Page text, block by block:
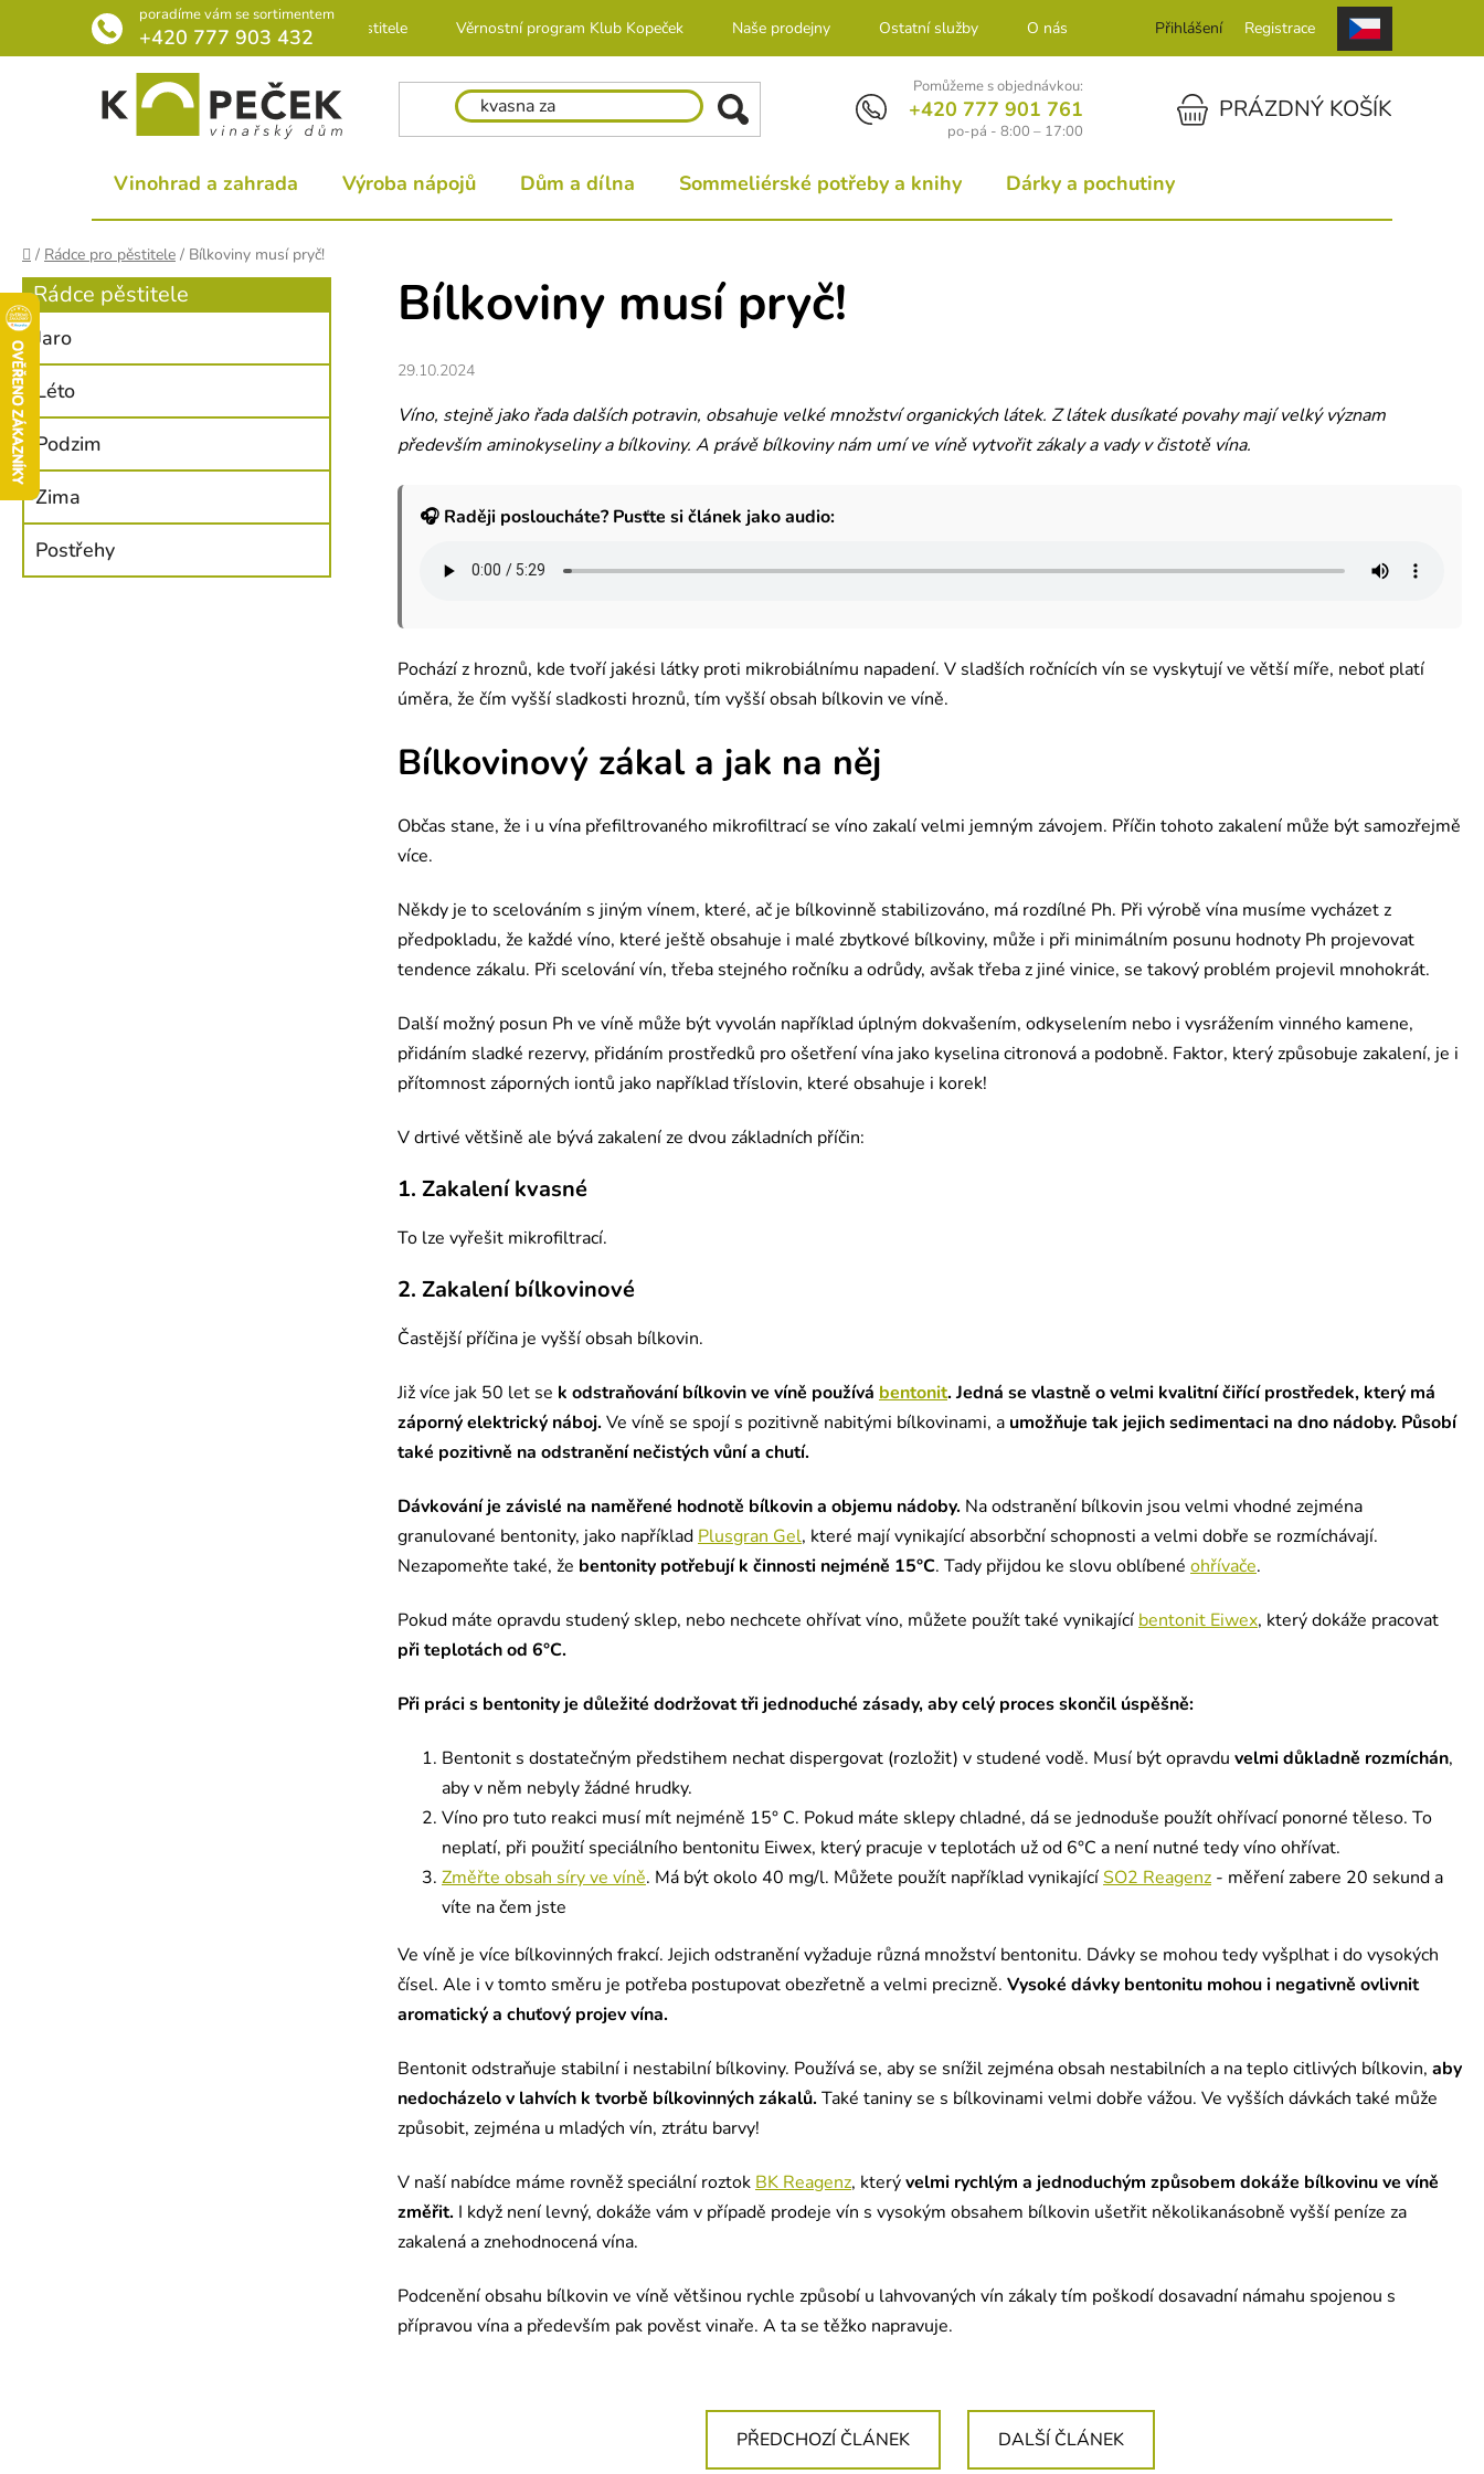
obsah
poradíme vám se sortimentem
+420 777 903 432Rádce pro pěstitele Věrnostní program Klub Kopeček Naše prodejny Ostatní služby O nás KontaktPřihlášení Registrace
Pomůžeme s objednávkou:
+420 777 901 761
po-pá - 8:00 – 17:00
NÁKUPNÍ KOŠÍKPRÁZDNÝ KOŠÍK
Vinohrad a zahrada Výroba nápojů Dům a dílna Sommeliérské potřeby a knihy Dárky a pochutiny
Domů
/ Rádce pro pěstitele / Bílkoviny musí pryč!
P
o
s
r
a
Jaro
Léto
Podzim
Zima
Postřehy
Rádce pěstitele Bílkoviny musí pryč!
29.10.2024
Víno, stejně jako řada dalších potravin, obsahuje velké množství organických látek. Z látek dusíkaté povahy mají velký význam
především aminokyseliny a bílkoviny. A právě bílkoviny nám umí ve víně vytvořit zákaly a vady v čistotě vína.
🎧 Raději posloucháte? Pusťte si článek jako audio:
Pochází z hroznů, kde tvoří jakési látky proti mikrobiálnímu napadení. V sladších ročnících vín se vyskytují ve větší míře, neboť platí
úměra, že čím vyšší sladkosti hroznů, tím vyšší obsah bílkovin ve víně.
Bílkovinový zákal a jak na něj
Občas stane, že i u vína přefiltrovaného mikrofiltrací se víno zakalí velmi jemným závojem. Příčin tohoto zakalení může být samozřejmě
více.
Někdy je to scelováním s jiným vínem, které, ač je bílkovinně stabilizováno, má rozdílné Ph. Při výrobě vína musíme vycházet z
předpokladu, že každé víno, které ještě obsahuje i malé zbytkové bílkoviny, může i při minimálním posunu hodnoty Ph projevovat
tendence zákalu. Při scelování vín, třeba stejného ročníku a odrůdy, avšak třeba z jiné vinice, se takový problém projevil mnohokrát.
Další možný posun Ph ve víně může být vyvolán například úplným dokvašením, odkyselením nebo i vysrážením vinného kamene,
přidáním sladké rezervy, přidáním prostředků pro ošetření vína jako kyselina citronová a podobně. Faktor, který způsobuje zakalení, je i
přítomnost záporných iontů jako například tříslovin, které obsahuje i korek!
V drtivé většině ale bývá zakalení ze dvou základních příčin:
1. Zakalení kvasné
To lze vyřešit mikrofiltrací.
2. Zakalení bílkovinové
Častější příčina je vyšší obsah bílkovin.
Již více jak 50 let se k odstraňování bílkovin ve víně používá bentonit.Jedná se vlastně o velmi kvalitní čiřící prostředek, který má
záporný elektrický náboj.Ve víně se spojí s pozitivně nabitými bílkovinami, a umožňuje tak jejich sedimentaci na dno nádoby. Působí
také pozitivně na odstranění nečistých vůní a chutí.
Dávkování je závislé na naměřené hodnotě bílkovin a objemu nádoby. Na odstranění bílkovin jsou velmi vhodné zejména
granulované bentonity, jako například Plusgran Gel, které mají vynikající absorbční schopnosti a velmi dobře se rozmíchávají.
Nezapomeňte také, že bentonity potřebují k činnosti nejméně 15°C. Tady přijdou ke slovu oblíbené ohřívače.
Pokud máte opravdu studený sklep, nebo nechcete ohřívat víno, můžete použít také vynikající bentonit Eiwex, který dokáže pracovat
při teplotách od 6°C.
Při práci s bentonity je důležité dodržovat tři jednoduché zásady, aby celý proces skončil úspěšně:
Bentonit s dostatečným předstihem nechat dispergovat (rozložit) v studené vodě. Musí být opravdu velmi důkladně rozmíchán,
aby v něm nebyly žádné hrudky.
Víno pro tuto reakci musí mít nejméně 15° C. Pokud máte sklepy chladné, dá se jednoduše použít ohřívací ponorné těleso. To
neplatí, při použití speciálního bentonitu Eiwex, který pracuje v teplotách už od 6°C a není nutné tedy víno ohřívat.
Změřte obsah síry ve víně. Má být okolo 40 mg/l. Můžete použít například vynikajícíSO2 Reagenz - měření zabere 20 sekund a
víte na čem jste
Ve víně je více bílkovinných frakcí. Jejich odstranění vyžaduje různá množství bentonitu. Dávky se mohou tedy vyšplhat i do vysokých
čísel. Ale i v tomto směru je potřeba postupovat obezřetně a velmi precizně. Vysoké dávky bentonitu mohou i negativně ovlivnit
aromatický a chuťový projev vína.
Bentonit odstraňuje stabilní i nestabilní bílkoviny. Používá se, aby se snížil zejména obsah nestabilních a na teplo citlivých bílkovin, aby
nedocházelo v lahvích k tvorbě bílkovinných zákalů.Také taniny se s bílkovinami velmi dobře vážou. Ve vyšších dávkách také může
způsobit, zejména u mladých vín, ztrátu barvy!
V naší nabídce máme rovněž speciální roztok BK Reagenz, kterývelmi rychlým a jednoduchým způsobem dokáže bílkovinu ve víně
změřit. I když není levný, dokáže vám v případě prodeje vín s vysokým obsahem bílkovin ušetřit několikanásobně vyšší peníze za
zakalená a znehodnocená vína.
Podcenění obsahu bílkovin ve víně většinou rychle způsobí u lahvovaných vín zákaly tím poškodí dosavadní námahu spojenou s
přípravou vína a především pak pověst vinaře. A ta se těžko napravuje.
PŘEDCHOZÍ ČLÁNEK DALŠÍ ČLÁNEK